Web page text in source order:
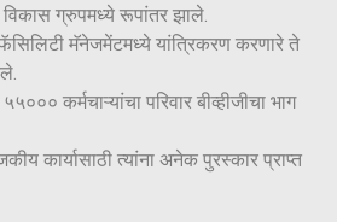
ग्रुपमध्ये रूपांतर झाले.
मॅनेजमेंटमध्ये यांत्रिकरण करणारे ते
कर्मचाऱ्यांचा परिवार बीव्हीजीचा भाग
कार्यासाठी त्यांना अनेक पुरस्कार प्राप्त